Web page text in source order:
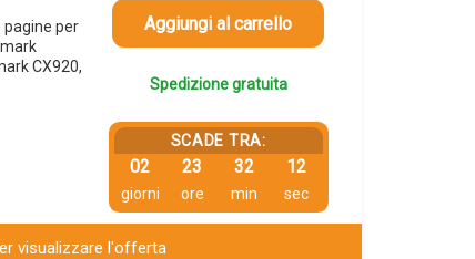
pagine per
CX920,
Aggiungi al carrello
Spedizione gratuita
SCADE TRA:
02
giorni
23
ore
32
min
12
sec
visualizzare l'offerta